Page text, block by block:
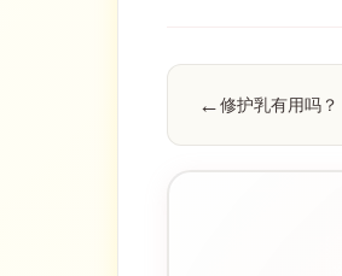
修护乳有用吗？